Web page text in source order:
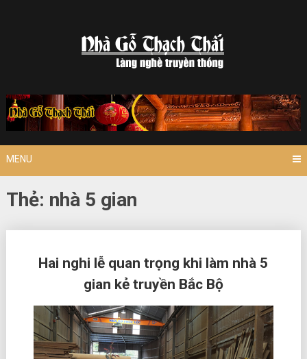
MENU
Thẻ: nhà 5 gian
Hai nghi lễ quan trọng khi làm nhà 5
gian kẻ truyền Bắc Bộ
navigation